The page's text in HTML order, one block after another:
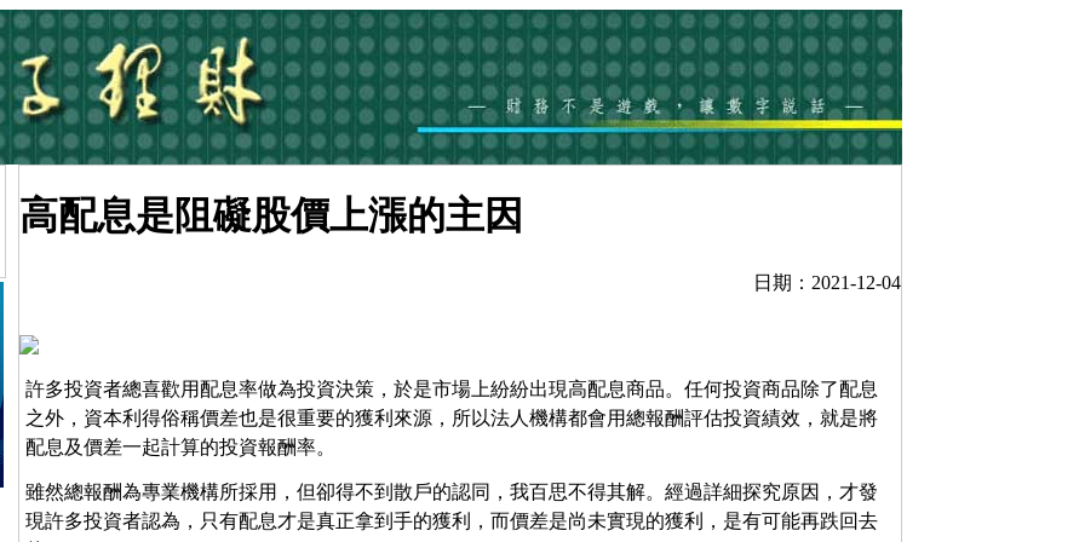
高配息是阻礙股價上漲的主因
日期：2021-12-04
許多投資者總喜歡用配息率做為投資決策，於是市場上紛紛出現高配息商品。任何投資商品除了配息
之外，資本利得俗稱價差也是很重要的獲利來源，所以法人機構都會用總報酬評估投資績效，就是將
配息及價差一起計算的投資報酬率。
雖然總報酬為專業機構所採用，但卻得不到散戶的認同，我百思不得其解。經過詳細探究原因，才發
現許多投資者認為，只有配息才是真正拿到手的獲利，而價差是尚未實現的獲利，是有可能再跌回去